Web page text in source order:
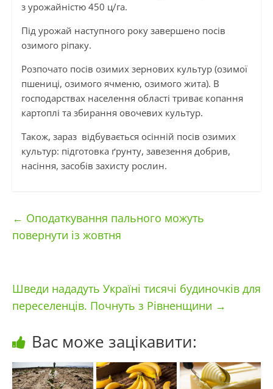
з урожайністю 450 ц/га.
Під урожай наступного року завершено посів
озимого ріпаку.
Розпочато посів озимих зернових культур (озимої
пшениці, озимого ячменю, озимого жита). В
господарствах населення області триває копання
картоплі та збирання овочевих культур.
Також, зараз відбувається осінній посів озимих
культур: підготовка ґрунту, завезення добрив,
насіння, засобів захисту рослин.
← Оподаткування пального можуть
повернути із жовтня
Шведи нададуть Україні тисячі будиночків для
переселенців. Почнуть з Рівненщини →
Вас може зацікавити: